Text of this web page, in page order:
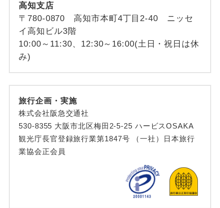
高知支店
〒780-0870 高知市本町4丁目2-40 ニッセ
イ高知ビル3階
10:00～11:30、12:30～16:00(土日・祝日は休
み)
旅行企画・実施
株式会社阪急交通社
530-8355 大阪市北区梅田2-5-25 ハービスOSAKA
観光庁長官登録旅行業第1847号 （一社）日本旅行
業協会正会員